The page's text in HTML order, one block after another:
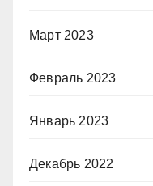
Март 2023
Февраль 2023
Январь 2023
Декабрь 2022